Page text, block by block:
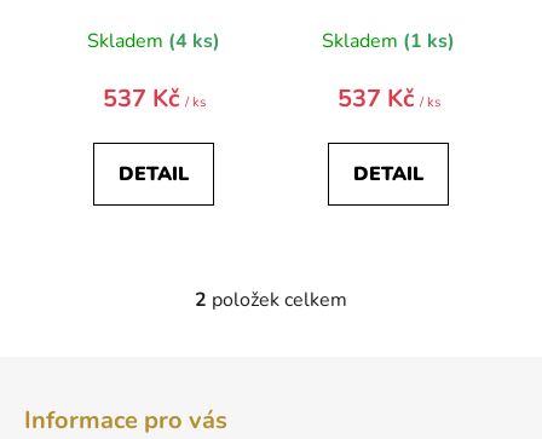
Skladem (4 ks)
537 Kč / ks
DETAIL
Skladem (1 ks)
537 Kč / ks
DETAIL
O
2 položek celkem
Informace pro vás